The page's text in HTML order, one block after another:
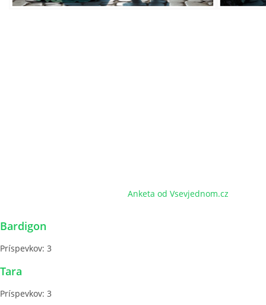
Anketa od Vsevjednom.cz
Bardigon
Príspevkov: 3
Tara
Príspevkov: 3